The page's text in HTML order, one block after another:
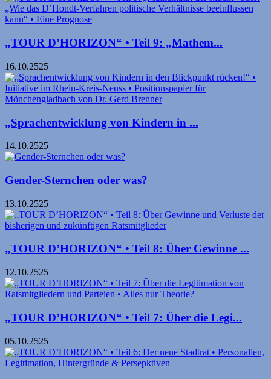
„TOUR D’HORIZON“ • Teil 9: „Mathem...
16.10.2525
„Sprachentwicklung von Kindern in ...
14.10.2525
Gender-Sternchen oder was?
13.10.2525
„TOUR D’HORIZON“ • Teil 8: Über Gewinne ...
12.10.2525
„TOUR D’HORIZON“ • Teil 7: Über die Legi...
05.10.2525